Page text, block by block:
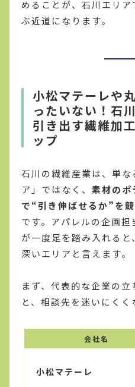
めることが、石川エリ
ぶ近道になります。
小松マテーレや
ったいない！石
引き出す繊維加
ップ
石川の繊維産業は、単
ア」ではなく、 素材のポ
で“引き伸ばせるか”を
です。アパレルの企画
が一度足を踏み入れる
深いエリアと言えます。
まず、代表的な企業の
と、相談先を迷いにくく
会社名
小松マテーレ